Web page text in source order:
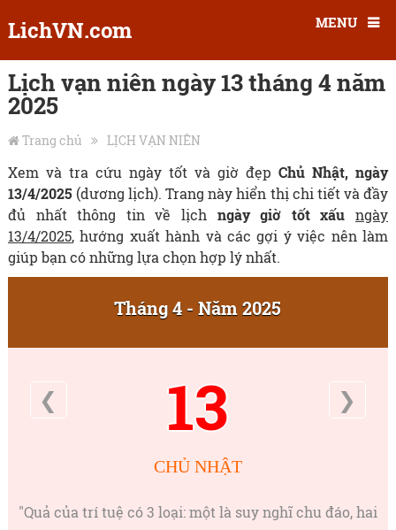
LichVN.com MENU
Lịch vạn niên ngày 13 tháng 4 năm
2025
Trang chủ LỊCH VẠN NIÊN
Xem và tra cứu ngày tốt và giờ đẹpChủ Nhật, ngày
13/4/2025 (dương lịch). Trang này hiển thị chi tiết và đầy
đủ nhất thông tin về lịch ngày giờ tốt xấu ngày
13/4/2025, hướng xuất hành và các gợi ý việc nên làm
giúp bạn có những lựa chọn hợp lý nhất.
Tháng 4 - Năm 2025
❮ 13 ❯
CHỦ NHẬT
"Quả của trí tuệ có 3 loại: một là suy nghĩ chu đáo, hai